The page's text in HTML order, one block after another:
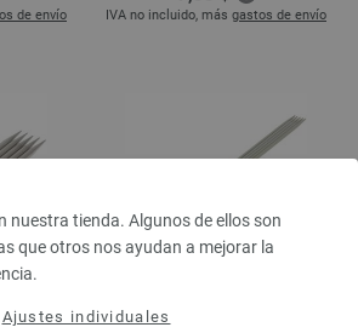
nuestra tienda. Algunos de ellos son
que otros nos ayudan a mejorar la
Ajustes individuales
de envío IVA no incluido, más gastos de envío
aluminio No. 2,0/15cm